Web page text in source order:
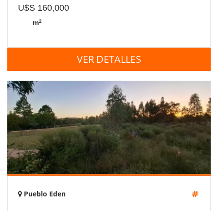
U$S 160,000
m2
VER DETALLES
Pueblo Eden